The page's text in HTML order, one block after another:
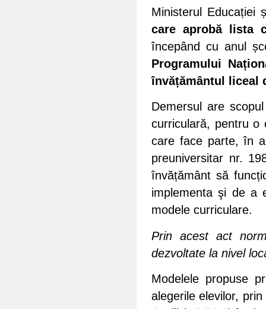
Ministerul Educației
care aprobă lista
începând cu anul
Programului
învățământul liceal
Demersul are
curriculară, pentru o
care face parte, în
preuniversitar nr.
învățământ să
implementa şi de a
modele curriculare.
Prin acest act
dezvoltate la nivel
Modelele propuse
alegerile elevilor,